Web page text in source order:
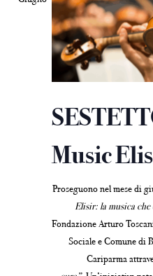
Music
Proseguono nel mese di
Elisir: la musica che
Fondazione Arturo
Sociale e Comune di
Cariparma